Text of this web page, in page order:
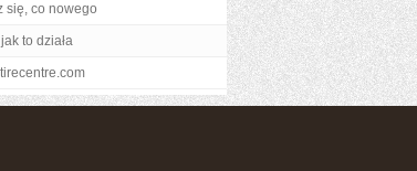
się, co nowego
to działa